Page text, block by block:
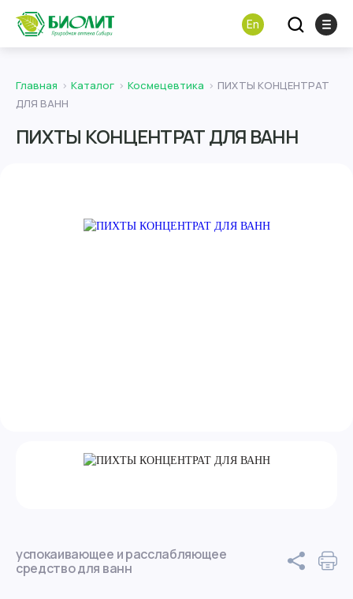
En
Главная Каталог Космецевтика
ПИХТЫ КОНЦЕНТРАТ
ДЛЯ ВАНН
ПИХТЫ КОНЦЕНТРАТ ДЛЯ ВАНН
успокаивающее и расслабляющее
средство для ванн